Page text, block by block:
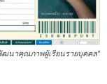
ฒนาคุณภาพผู้เรียนรายบุคคล”